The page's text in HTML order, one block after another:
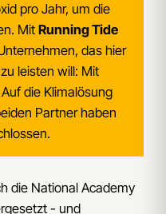
pro Jahr, um die
Mit Running Tide
das hier
leisten will: Mit
die Klimalösung
Partner haben
die National Academy
- und